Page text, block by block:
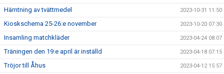
Hämtning av tvättmedel 2023-10-31 11:50
Kioskschema 25-26:e november 2023-10-20 07:30
Insamling matchkläder 2023-04-24 08:07
Träningen den 19:e april är inställd 2023-04-18 07:15
Tröjor till Åhus 2023-04-12 15:57